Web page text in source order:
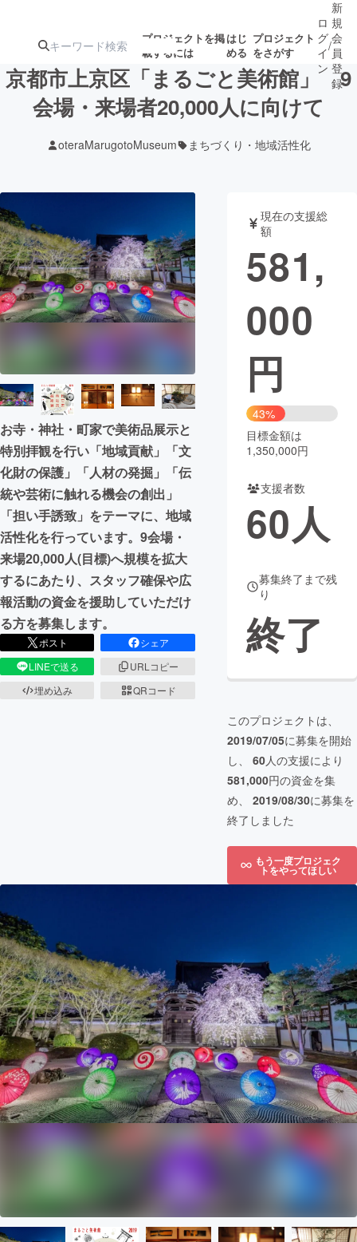
プロジェクトを掲
載するには
はじ
める
プロジェクト
をさがす
ターン
ジェクト
募集終了が近いプ
ロジェクト
もうすぐ公開
されます
音楽
テクノロジー・ガジェット ゲーム・サ
映像・映画
まちづくり・地域活性化
CAMPFIRE for Social Good
CAMPFIRE Creation
CAMPFIREふるさと納税machi-ya コミュニティ
ロ
グ
イ
ン
/
新
規
会
員
登
録
京都市上京区「まるごと美術館」 9
会場・来場者20,000人に向けて
oteraMarugotoMuseum まちづくり・地域活性化
お寺・神社・町家で美術品展示と
特別拝観を行い「地域貢献」「文
化財の保護」「人材の発掘」「伝
統や芸術に触れる機会の創出」
「担い手誘致」をテーマに、地域
活性化を行っています。9会場・
来場20,000人(目標)へ規模を拡大
するにあたり、スタッフ確保や広
報活動の資金を援助していただけ
る方を募集します。
ポスト
シェア
LINEで送る
URLコピー
埋め込み
QRコード
現在の支援総
額
581,
000
円
43%
目標金額は
1,350,000円
支援者数
60人
募集終了まで残
り
終了
このプロジェクトは、
2019/07/05に募集を開始
し、 60人の支援により
581,000円の資金を集
め、 2019/08/30に募集を
終了しました
もう一度プロジェク
トをやってほしい